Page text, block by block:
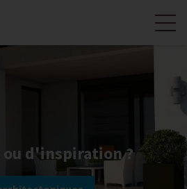
ou d'inspiration ?